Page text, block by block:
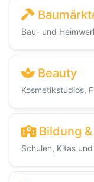
Bau- und
Beauty
Kosmetikstudios,
Bildung
Schulen, Kitas